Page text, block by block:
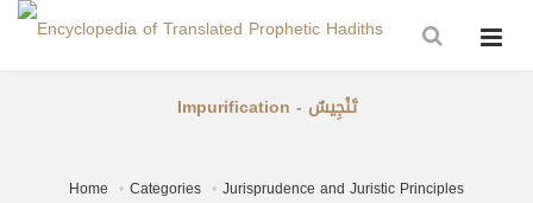
Impurification - تَنْجِيسٌ
Home Categories Jurisprudence and Juristic Principles